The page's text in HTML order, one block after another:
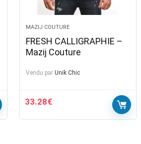
MAZIJ COUTURE
FRESH CALLIGRAPHIE –
Mazij Couture
Vendu par Unik Chic
33.28€